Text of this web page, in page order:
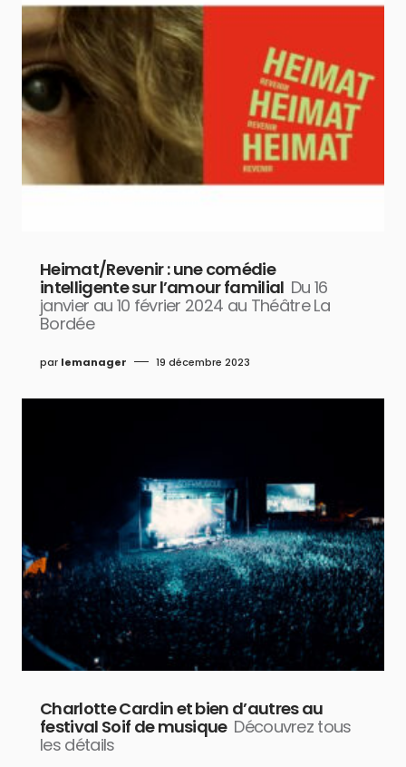
Heimat/Revenir : une comédie
intelligente sur l’amour familial Du 16
janvier au 10 février 2024 au Théâtre La
Bordée
par lemanager 19 décembre 2023
Charlotte Cardin et bien d’autres au
festival Soif de musique Découvrez tous
les détails